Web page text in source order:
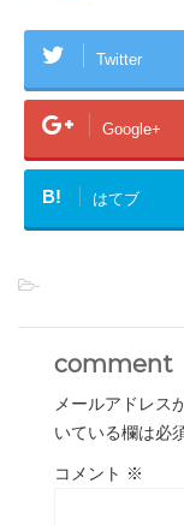
Twitter
Google+
B! はてブ
-
comment
メールアドレス
いている欄は必
コメント ※